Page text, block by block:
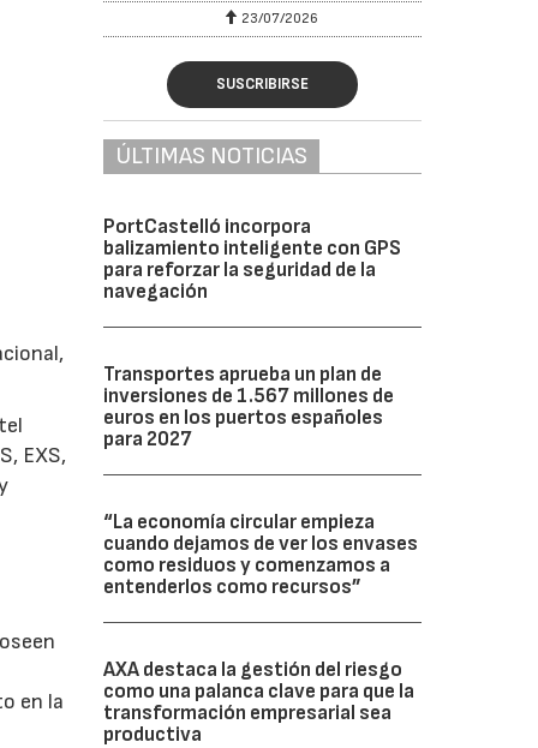
EXS,
en la
23/07/2026
SUSCRIBIRSE
ÚLTIMAS NOTICIAS
PortCastelló incorpora
balizamiento inteligente con GPS
para reforzar la seguridad de la
navegación
Transportes aprueba un plan de
inversiones de 1.567 millones de
euros en los puertos españoles
para 2027
“La economía circular empieza
cuando dejamos de ver los envases
como residuos y comenzamos a
entenderlos como recursos”
AXA destaca la gestión del riesgo
como una palanca clave para que la
transformación empresarial sea
productiva